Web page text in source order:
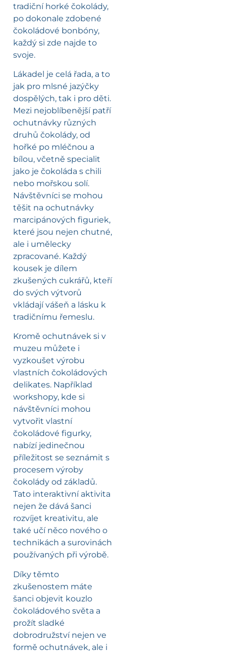
tradiční horké čokolády,
po dokonale zdobené
čokoládové bonbóny,
každý si zde najde to
svoje.
Lákadel je celá řada, a to
jak pro mlsné jazýčky
dospělých, tak i pro děti.
Mezi nejoblíbenější patří
ochutnávky různých
druhů čokolády, od
hořké po mléčnou a
bílou, včetně specialit
jako je čokoláda s chili
nebo mořskou solí.
Návštěvníci se mohou
těšit na ochutnávky
marcipánových figuriek,
které jsou nejen chutné,
ale i umělecky
zpracované. Každý
kousek je dílem
zkušených cukrářů, kteří
do svých výtvorů
vkládají vášeň a lásku k
tradičnímu řemeslu.
Kromě ochutnávek si v
muzeu můžete i
vyzkoušet výrobu
vlastních čokoládových
delikates. Například
workshopy, kde si
návštěvníci mohou
vytvořit vlastní
čokoládové figurky,
nabízí jedinečnou
příležitost se seznámit s
procesem výroby
čokolády od základů.
Tato interaktivní aktivita
nejen že dává šanci
rozvíjet kreativitu, ale
také učí něco nového o
technikách a surovinách
používaných při výrobě.
Díky těmto
zkušenostem máte
šanci objevit kouzlo
čokoládového světa a
prožít sladké
dobrodružství nejen ve
formě ochutnávek, ale i